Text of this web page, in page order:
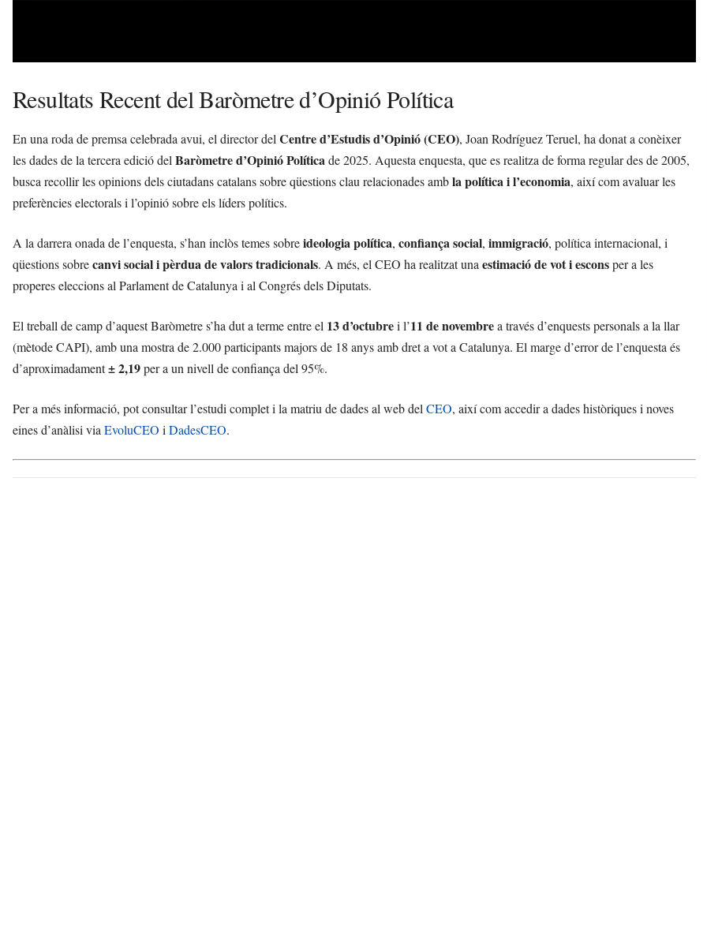
Resultats Recent del Baròmetre d’Opinió Política
En una roda de premsa celebrada avui, el director del Centre d’Estudis d’Opinió (CEO), Joan Rodríguez Teruel, ha donat a conèixer
les dades de la tercera edició del Baròmetre d’Opinió Políticade 2025. Aquesta enquesta, que es realitza de forma regular des de 2005,
busca recollir les opinions dels ciutadans catalans sobre qüestions clau relacionades ambla política i l’economia, així com avaluar les
preferències electorals i l’opinió sobre els líders polítics.
A la darrera onada de l’enquesta, s’han inclòs temes sobreideologia política, confiança social, immigració, política internacional, i
qüestions sobrecanvi social i pèrdua de valors tradicionals. A més, el CEO ha realitzat una estimació de vot i esconsper a les
properes eleccions al Parlament de Catalunya i al Congrés dels Diputats.
El treball de camp d’aquest Baròmetre s’ha dut a terme entre el 13 d’octubrei l’11 de novembrea través d’enquests personals a la llar
(mètode CAPI), amb una mostra de 2.000 participants majors de 18 anys amb dret a vot a Catalunya. El marge d’error de l’enquesta és
d’aproximadament± 2,19per a un nivell de confiança del 95%.
Per a més informació, pot consultar l’estudi complet i la matriu de dades al web del CEO, així com accedir a dades històriques i noves
eines d’anàlisi via EvoluCEO i DadesCEO.